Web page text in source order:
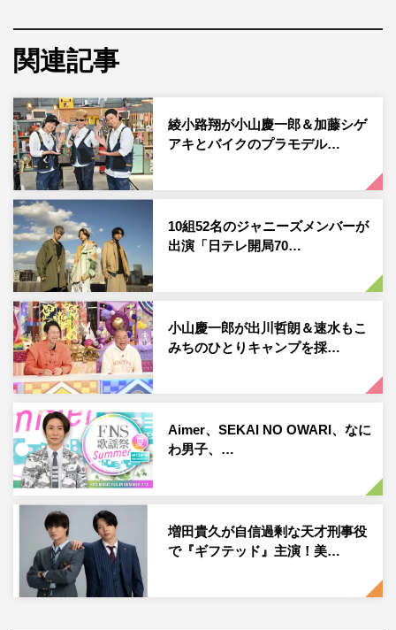
今回は、セルフ洗車にハマっているという綾小路とドロド
ロになった車をピカピカにメイキング。綾小路がNEWSと
共に、泥・花粉・油汚れなど…ドライバーたちの頭を悩ま
せる汚れをプロのテクでキレイにしていく。
最新便利アイテムで誰でもマネできる超簡単テクの連発。
たった2時間でまるで新車のようなピカピカな仕上がりに
なり、一同感動する。
『NEWSの全力!!メイキング』©TBS
番組情報
『NEWSの全力!!メイキング』
TBSほか
関連記事
綾小路翔が小山慶一郎＆加藤シゲ
アキとバイクのプラモデル…
10組52名のジャニーズメンバーが
出演「日テレ開局70…
小山慶一郎が出川哲朗＆速水もこ
みちのひとりキャンプを採…
Aimer、SEKAI NO OWARI、なに
わ男子、…
増田貴久が自信過剰な天才刑事役
で『ギフテッド』主演！美…